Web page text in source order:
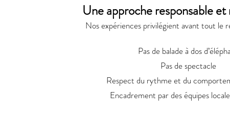
Une approche responsable
Nos expériences privilégient avant tout le
Pas de balade à dos
Pas de spectacle
Respect du rythme et du
Encadrement par des équipes